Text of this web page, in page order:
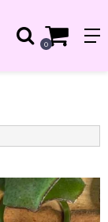
0